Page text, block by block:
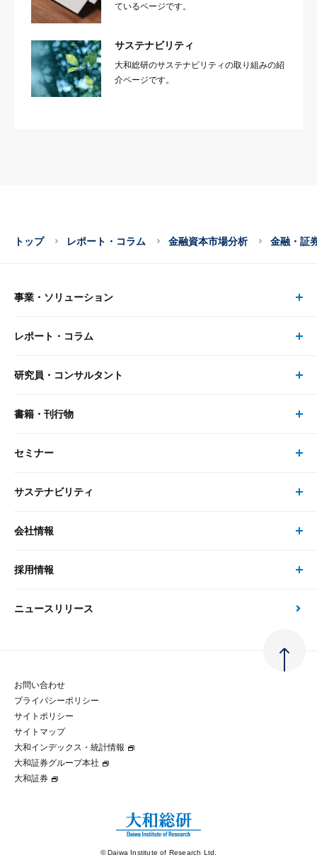
ているページです。
サステナビリティ
大和総研のサステナビリティの取り組みの紹
介ページです。
トップ レポート・コラム 金融資本市場分析 金融・証
事業・ソリューション
事業・ソリューション トップ
リサーチ
大和総研の強み
先端テクノロジーに基づく新たな価値の創出
レポート・コラム
レポート・コラム トップ
最新のレポート・コラム
政策分析
金融経済教育等
コラム
大和インデックス・統計情報
研究員・コンサルタント
研究員・コンサルタント トップ
研究員
書籍・刊行物
書籍・刊行物 トップ
書籍
セミナー
セミナー トップ
現在受付中のセミナー・イベント
サステナビリティ
サステナビリティの取り組み
次世代社会への貢献
マルチステークホルダー方針
パートナーシップ構築宣言
会社情報
会社情報 トップ
会社概要・役員一覧
大和総研の歩み
グループ会社
採用情報
採用情報 トップ
経験者採用
ニュースリリース
お問い合わせ
プライバシーポリシー
サイトポリシー
サイトマップ
大和インデックス・統計情報
大和証券グループ本社
大和証券
© Daiwa Institute of Research Ltd.